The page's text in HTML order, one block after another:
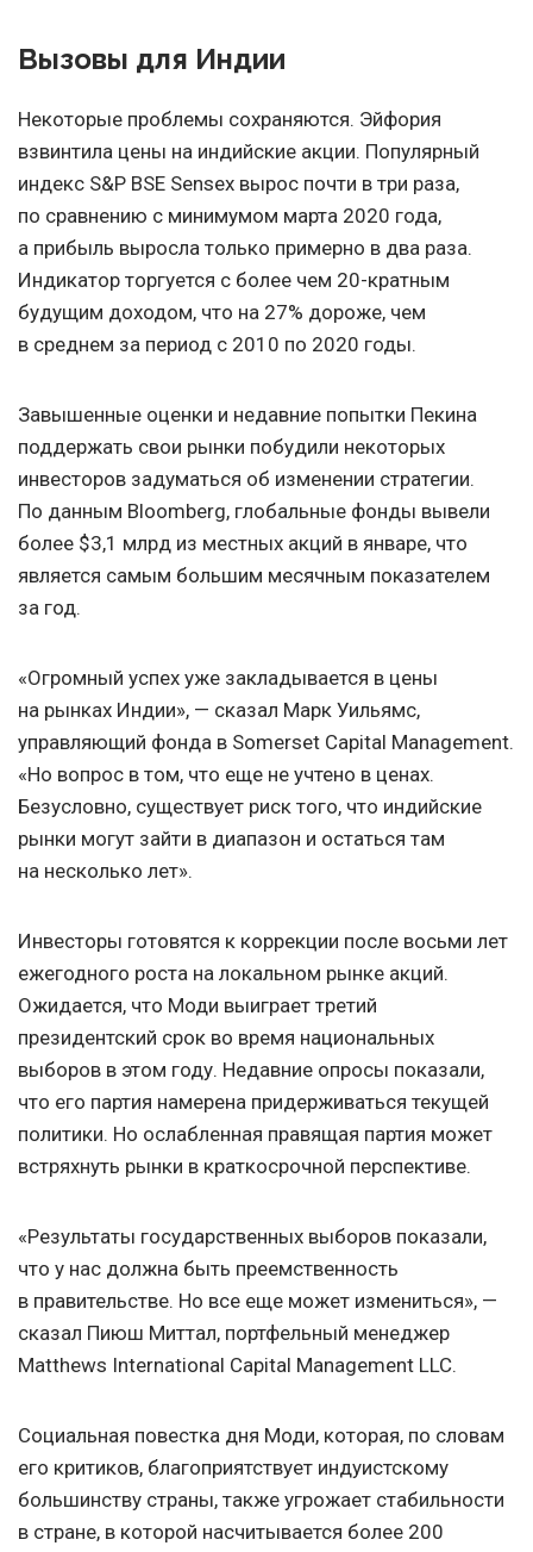
Вызовы для Индии
Некоторые проблемы сохраняются. Эйфория
взвинтила цены на индийские акции. Популярный
индекс S&P BSE Sensex вырос почти в три раза,
по сравнению с минимумом марта 2020 года,
а прибыль выросла только примерно в два раза.
Индикатор торгуется с более чем 20-кратным
будущим доходом, что на 27% дороже, чем
в среднем за период с 2010 по 2020 годы.
Завышенные оценки и недавние попытки Пекина
поддержать свои рынки побудили некоторых
инвесторов задуматься об изменении стратегии.
По данным Bloomberg, глобальные фонды вывели
более $3,1 млрд из местных акций в январе, что
является самым большим месячным показателем
за год.
«Огромный успех уже закладывается в цены
на рынках Индии», — сказал Марк Уильямс,
управляющий фонда в Somerset Capital Management.
«Но вопрос в том, что еще не учтено в ценах.
Безусловно, существует риск того, что индийские
рынки могут зайти в диапазон и остаться там
на несколько лет».
Инвесторы готовятся к коррекции после восьми лет
ежегодного роста на локальном рынке акций.
Ожидается, что Моди выиграет третий
президентский срок во время национальных
выборов в этом году. Недавние опросы показали,
что его партия намерена придерживаться текущей
политики. Но ослабленная правящая партия может
встряхнуть рынки в краткосрочной перспективе.
«Результаты государственных выборов показали,
что у нас должна быть преемственность
в правительстве. Но все еще может измениться», —
сказал Пиюш Миттал, портфельный менеджер
Matthews International Capital Management LLC.
Социальная повестка дня Моди, которая, по словам
его критиков, благоприятствует индуистскому
большинству страны, также угрожает стабильности
в стране, в которой насчитывается более 200